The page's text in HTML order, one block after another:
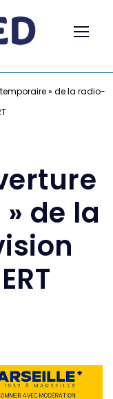
temporaire » de la radio-
de la